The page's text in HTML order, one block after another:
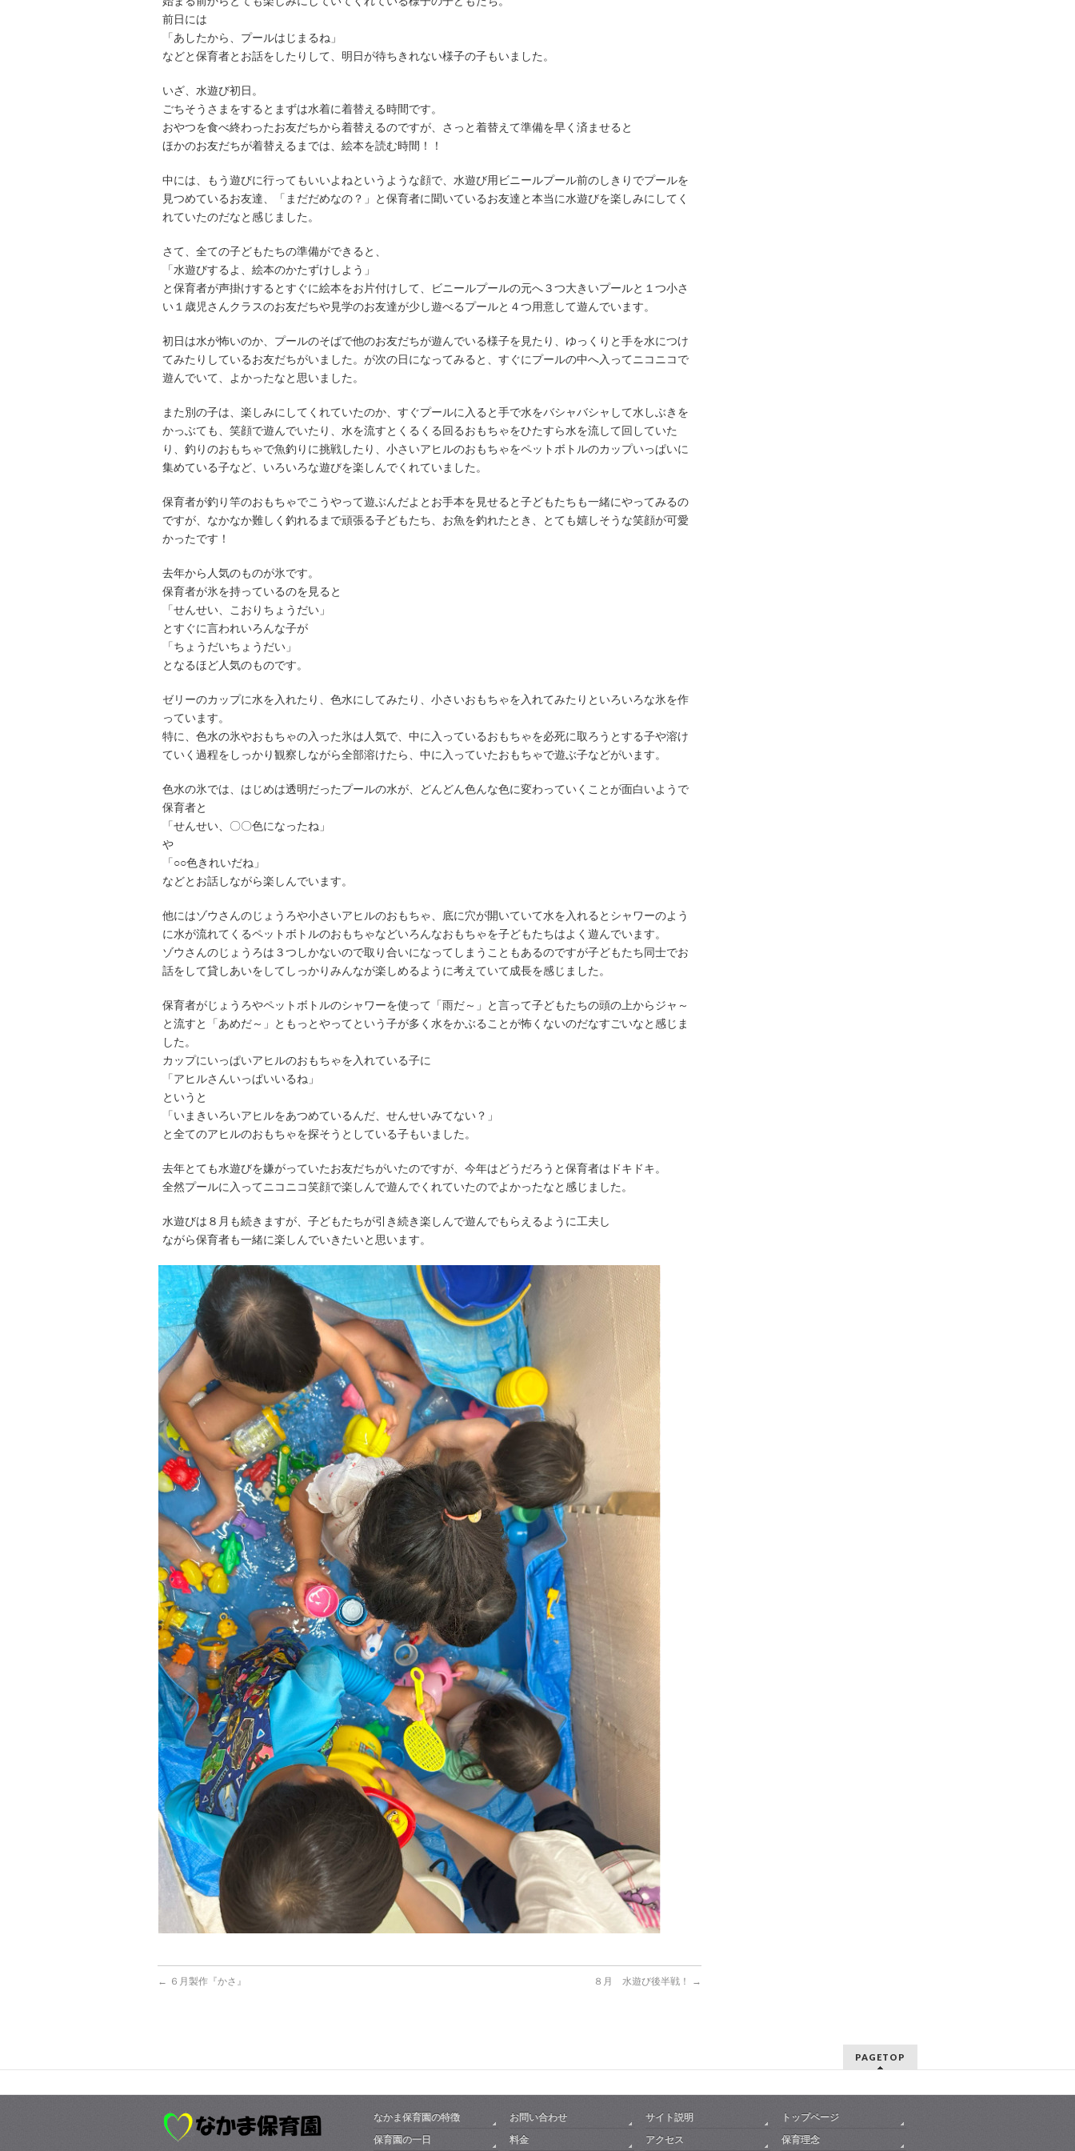
前日には
「あしたから、プールはじまるね」
などと保育者とお話をしたりして、明日が待ちきれない様子の子もいました。
いざ、水遊び初日。
ごちそうさまをするとまずは水着に着替える時間です。
おやつを食べ終わったお友だちから着替えるのですが、さっと着替えて準備を早く済ませると
ほかのお友だちが着替えるまでは、絵本を読む時間！！
中には、もう遊びに行ってもいいよねというような顔で、水遊び用ビニールプール前のしきりでプールを
見つめているお友達、「まだだめなの？」と保育者に聞いているお友達と本当に水遊びを楽しみにしてく
れていたのだなと感じました。
さて、全ての子どもたちの準備ができると、
「水遊びするよ、絵本のかたずけしよう」
と保育者が声掛けするとすぐに絵本をお片付けして、ビニールプールの元へ３つ大きいプールと１つ小さ
い１歳児さんクラスのお友だちや見学のお友達が少し遊べるプールと４つ用意して遊んでいます。
初日は水が怖いのか、プールのそばで他のお友だちが遊んでいる様子を見たり、ゆっくりと手を水につけ
てみたりしているお友だちがいました。が次の日になってみると、すぐにプールの中へ入ってニコニコで
遊んでいて、よかったなと思いました。
また別の子は、楽しみにしてくれていたのか、すぐプールに入ると手で水をバシャバシャして水しぶきを
かっぶても、笑顔で遊んでいたり、水を流すとくるくる回るおもちゃをひたすら水を流して回していた
り、釣りのおもちゃで魚釣りに挑戦したり、小さいアヒルのおもちゃをペットボトルのカップいっぱいに
集めている子など、いろいろな遊びを楽しんでくれていました。
保育者が釣り竿のおもちゃでこうやって遊ぶんだよとお手本を見せると子どもたちも一緒にやってみるの
ですが、なかなか難しく釣れるまで頑張る子どもたち、お魚を釣れたとき、とても嬉しそうな笑顔が可愛
かったです！
去年から人気のものが氷です。
保育者が氷を持っているのを見ると
「せんせい、こおりちょうだい」
とすぐに言われいろんな子が
「ちょうだいちょうだい」
となるほど人気のものです。
ゼリーのカップに水を入れたり、色水にしてみたり、小さいおもちゃを入れてみたりといろいろな氷を作
っています。
特に、色水の氷やおもちゃの入った氷は人気で、中に入っているおもちゃを必死に取ろうとする子や溶け
ていく過程をしっかり観察しながら全部溶けたら、中に入っていたおもちゃで遊ぶ子などがいます。
色水の氷では、はじめは透明だったプールの水が、どんどん色んな色に変わっていくことが面白いようで
保育者と
「せんせい、〇〇色になったね」
や
「○○色きれいだね」
などとお話しながら楽しんでいます。
他にはゾウさんのじょうろや小さいアヒルのおもちゃ、底に穴が開いていて水を入れるとシャワーのよう
に水が流れてくるペットボトルのおもちゃなどいろんなおもちゃを子どもたちはよく遊んでいます。
ゾウさんのじょうろは３つしかないので取り合いになってしまうこともあるのですが子どもたち同士でお
話をして貸しあいをしてしっかりみんなが楽しめるように考えていて成長を感じました。
保育者がじょうろやペットボトルのシャワーを使って「雨だ～」と言って子どもたちの頭の上からジャ～
と流すと「あめだ～」ともっとやってという子が多く水をかぶることが怖くないのだなすごいなと感じま
した。
カップにいっぱいアヒルのおもちゃを入れている子に
「アヒルさんいっぱいいるね」
というと
「いまきいろいアヒルをあつめているんだ、せんせいみてない？」
と全てのアヒルのおもちゃを探そうとしている子もいました。
去年とても水遊びを嫌がっていたお友だちがいたのですが、今年はどうだろうと保育者はドキドキ。
全然プールに入ってニコニコ笑顔で楽しんで遊んでくれていたのでよかったなと感じました。
水遊びは８月も続きますが、子どもたちが引き続き楽しんで遊んでもらえるように工夫し
ながら保育者も一緒に楽しんでいきたいと思います。
← ６月製作『かさ』 ８月 水遊び後半戦！ →
PAGETOP
なかま保育園の特徴 お問い合わせ サイト説明
トップページ
保育園の一日
料金 アクセス 保育理念